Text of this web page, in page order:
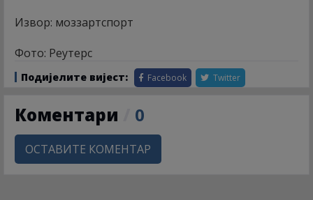
Извор: моззартспорт
Фото: Реутерс
Подијелите вијест: Facebook Twitter
Коментари 0
ОСТАВИТЕ КОМЕНТАР